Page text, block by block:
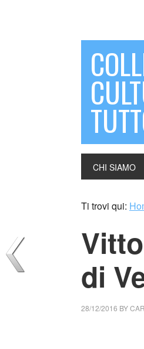
CHI SIAMO
Ti trovi qui:
di
28/12/2016 BY